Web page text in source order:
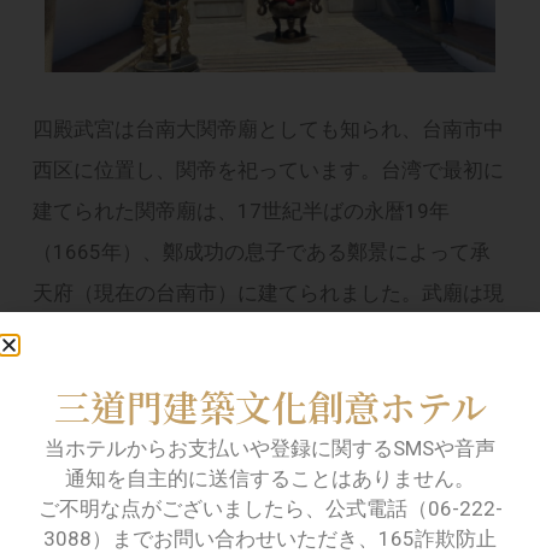
四殿武宮は台南大関帝廟としても知られ、台南市中
西区に位置し、関帝を祀っています。台湾で最初に
建てられた関帝廟は、17世紀半ばの永暦19年
（1665年）、鄭成功の息子である鄭景によって承
天府（現在の台南市）に建てられました。武廟は現
院で、300年以上の歴史を誇ります。国家一級の史
跡でもあります。
武廟の六和殿の前には樹齢百年の梅の木がありま
三道門建築文化創意ホテル
当ホテルからお支払いや登録に関するSMSや音声
通知を自主的に送信することはありません。
ご不明な点がございましたら、公式電話（06-222-
3088）までお問い合わせいただき、165詐欺防止